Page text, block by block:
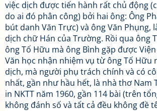
việc dịch được tiến hành rất chủ động
do ai đó phân công) bởi hai ông: Ông
bút danh Văn Trực) và ông Văn Phụng,
dịch chữ Hán của Trường. Rồi qua ông
ông Tố Hữu mà ông Bình gặp được
Văn học nhận nhiệm vụ từ ông Tố Hữu
dịch, mà người phụ trách chính và có
nhất, gần như hầu hết, là nhà thơ Nam
in NKTT năm 1960, gần 114 bài (trên
không đánh số và tất cả đều không đề